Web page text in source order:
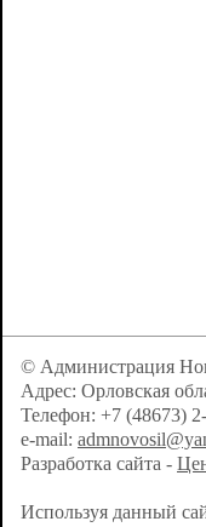
© Администрация
Адрес: Орловская
Телефон: +7 (48673)
e-mail:
Разработка сайта -
Используя данный